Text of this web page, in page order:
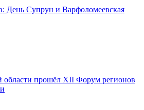
День Супрун и Варфоломеевская
области прошёл XII Форум регионов